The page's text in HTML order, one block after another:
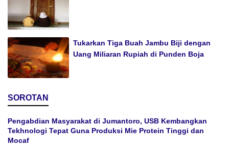
Tukarkan Tiga Buah Jambu Biji dengan
Uang Miliaran Rupiah di Punden Boja
SOROTAN
Pengabdian Masyarakat di Jumantoro, USB Kembangkan
Tekhnologi Tepat Guna Produksi Mie Protein Tinggi dan
Mocaf